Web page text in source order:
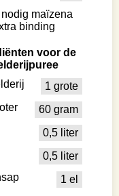
nodig maïzena
binding
voor de
1 grote
60 gram
0,5 liter
0,5 liter
1 el